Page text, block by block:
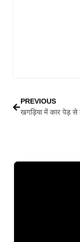
PREVIOUS